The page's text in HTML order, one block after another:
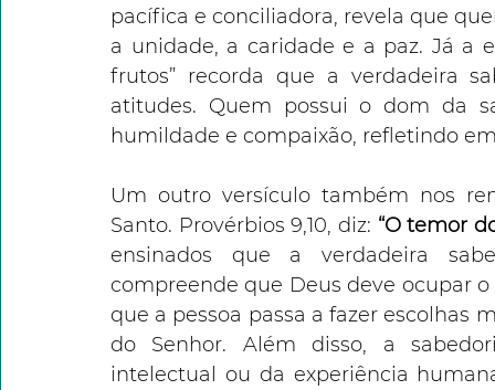
pacífica e conciliadora, revela que
a unidade, a caridade e a paz. Já a
frutos” recorda que a verdadeira
atitudes. Quem possui o dom da
humildade e compaixão, refletindo
Um outro versículo também nos
Santo. Provérbios 9,10, diz: “O temor
ensinados que a verdadeira
compreende que Deus deve ocupar
que a pessoa passa a fazer escolhas
do Senhor. Além disso, a
intelectual ou da experiência